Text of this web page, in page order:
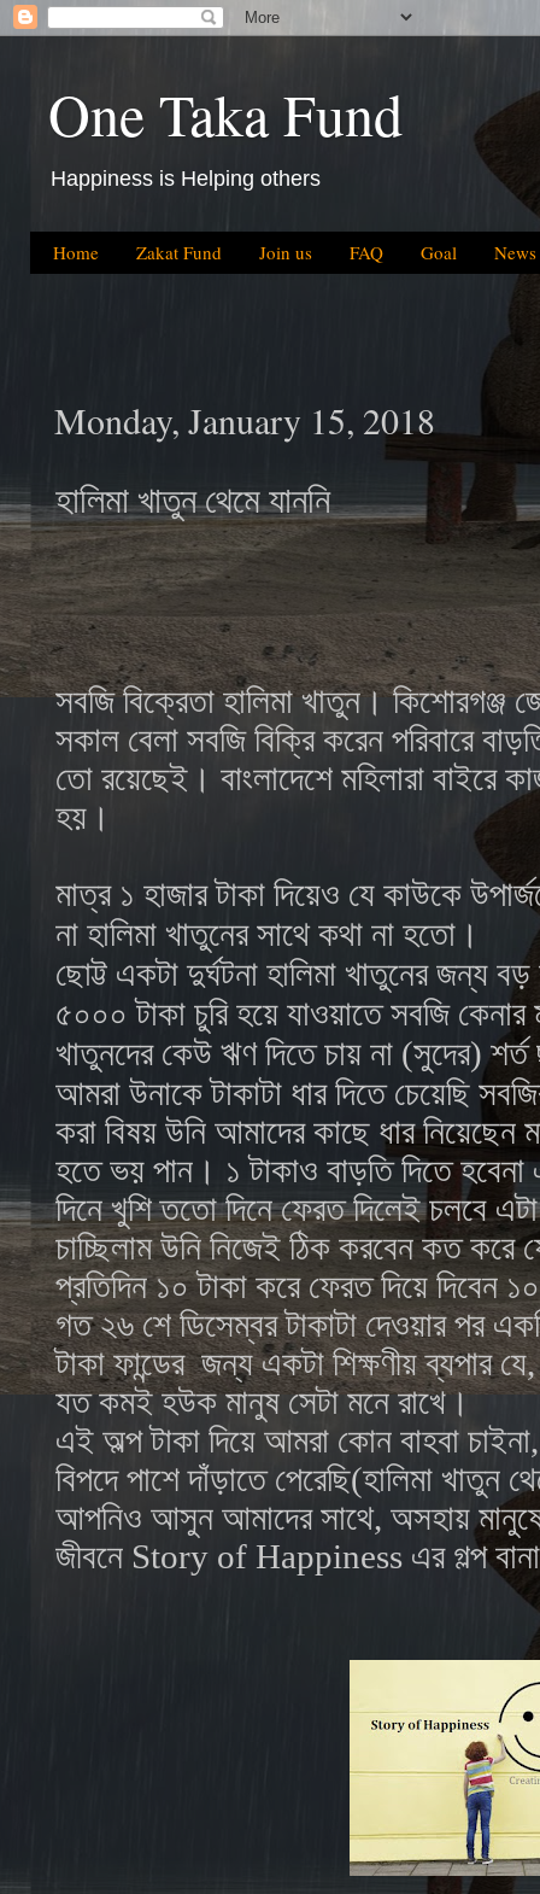
One Taka Fund
Happiness is Helping others
Home Zakat Fund Join us FAQ Goal News
Monday, January 15, 2018
হালিমা খাতুন থেমে যাননি
সবজি বিক্রেতা হালিমা খাতুন। কিশোরগঞ্জ
সকাল বেলা সবজি বিক্রি করেন পরিবারে
তো রয়েছেই। বাংলাদেশে মহিলারা
হয়।
মাত্র ১ হাজার টাকা দিয়েও যে কাউকে
না হালিমা খাতুনের সাথে কথা না হতো।
ছোট্ট একটা দুর্ঘটনা হালিমা খাতুনের জন্য
৫০০০ টাকা চুরি হয়ে যাওয়াতে সবজি
খাতুনদের কেউ ঋণ দিতে চায় না (সুদের)
আমরা উনাকে টাকাটা ধার দিতে চেয়েছি
করা বিষয় উনি আমাদের কাছে ধার নিয়েছেন
হতে ভয় পান। ১ টাকাও বাড়তি দিতে
দিনে খুশি ততো দিনে ফেরত দিলেই চলবে
চাচ্ছিলাম উনি নিজেই ঠিক করবেন কত
প্রতিদিন ১০ টাকা করে ফেরত দিয়ে দিবেন
গত ২৬ শে ডিসেম্বর টাকাটা দেওয়ার পর
টাকা ফান্ডের জন্য একটা শিক্ষণীয় ব্যপার
যত কমই হউক মানুষ সেটা মনে রাখে।
এই অল্প টাকা দিয়ে আমরা কোন বাহবা
বিপদে পাশে দাঁড়াতে পেরেছি(হালিমা
আপনিও আসুন আমাদের সাথে, অসহায়
জীবনে Story of Happiness এর গল্প